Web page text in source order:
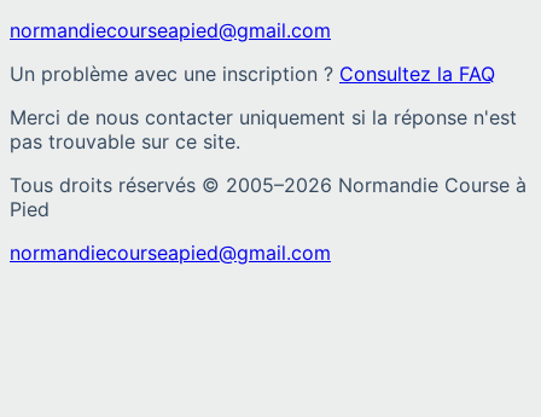
normandiecourseapied@gmail.com
Un problème avec une inscription ? Consultez la FAQ
Merci de nous contacter uniquement si la réponse n'est
pas trouvable sur ce site.
Tous droits réservés © 2005–2026 Normandie Course à
Pied
normandiecourseapied@gmail.com